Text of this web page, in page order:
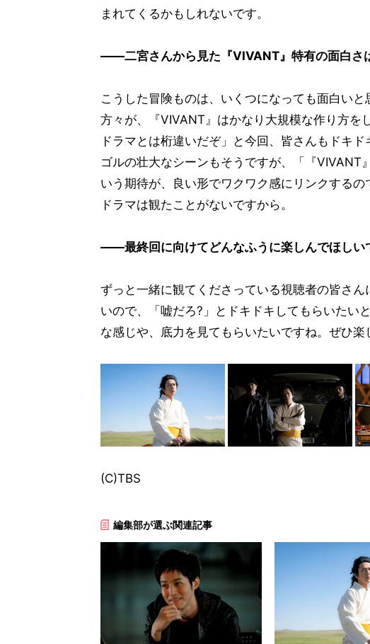
まれてくるかもしれないです。
――二宮さんから見た『VIVANT』特有の面白さ
こうした冒険ものは、いくつになっても面白い
方々が、『VIVANT』はかなり大規模な作り方を
ドラマとは桁違いだぞ」と今回、皆さんもドキ
ゴルの壮大なシーンもそうですが、「『VIVANT
いう期待が、良い形でワクワク感にリンクする
ドラマは観たことがないですから。
――最終回に向けてどんなふうに楽しんでほしい
ずっと一緒に観てくださっている視聴者の皆さ
いので、「嘘だろ?」とドキドキしてもらいたい
な感じや、底力を見てもらいたいですね。ぜひ楽
(C)TBS
編集部が選ぶ関連記事